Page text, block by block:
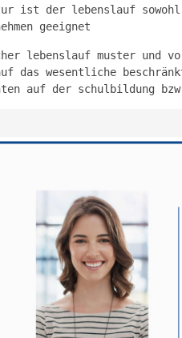
ist der lebenslauf sowohl
geeignet
lebenslauf muster und
das wesentliche
auf der schulbildung